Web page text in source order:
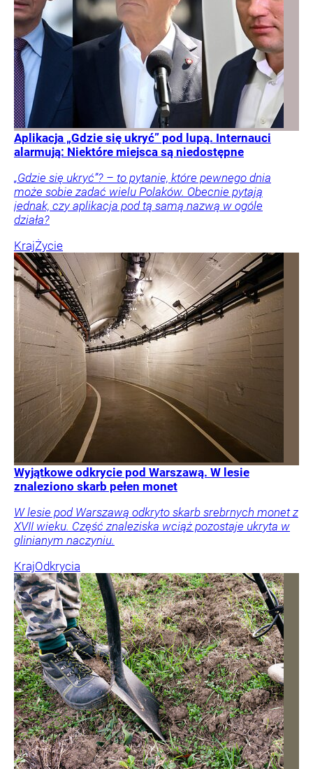
Aplikacja „Gdzie się ukryć” pod lupą. Internauci
alarmują: Niektóre miejsca są niedostępne
„Gdzie się ukryć”? – to pytanie, które pewnego dnia
może sobie zadać wielu Polaków. Obecnie pytają
jednak, czy aplikacja pod tą samą nazwą w ogóle
działa?
KrajŻycie
Wyjątkowe odkrycie pod Warszawą. W lesie
znaleziono skarb pełen monet
W lesie pod Warszawą odkryto skarb srebrnych monet z
XVII wieku. Część znaleziska wciąż pozostaje ukryta w
glinianym naczyniu.
KrajOdkrycia